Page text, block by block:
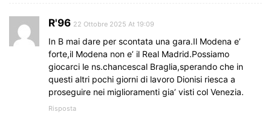
R'96 22 Ottobre 2025 At 19:09
In B mai dare per scontata una gara.Il Modena e’
forte,il Modena non e’ il Real Madrid.Possiamo
giocarci le ns.chancescal Braglia,sperando che in
questi altri pochi giorni di lavoro Dionisi riesca a
proseguire nei miglioramenti gia’ visti col Venezia.
Risposta